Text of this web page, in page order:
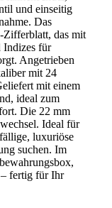
und einseitig
Das
Zifferblatt, das mit
Indizes für
Angetrieben
mit 24
mit einem
ideal zum
Die 22 mm
Ideal für
luxuriöse
suchen. Im
– fertig für Ihr